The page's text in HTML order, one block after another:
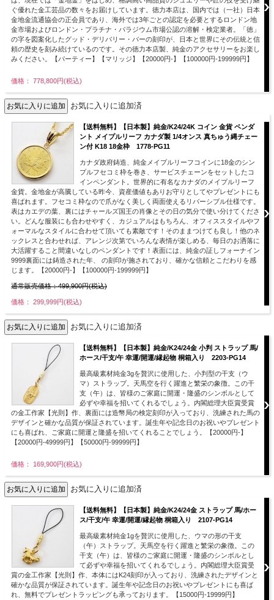
ぐ優れた金工芸品の数々をお届けしています。徳力本店は、国内では（一社）日本
金地金流通協会の正会員であり、海外では3年ごとの認定を必要とするロンドン地
金市場およびロンドン・プラチナ・パラジウム市場公認の溶解・検定業者。「徳」
の字を図案化したグッド・デリバリー・バーの刻印が、日本と世界にその伝統と信
頼の歴史を刻み続けているのです。その徳力本店製、純金のアクセサリーをお楽し
みください。【パーティー】【マリッジ】【20000円-】【100000円-199999円】
価格： 778,800円(税込)
お気に入りに追加済
【送料無料】【日本製】純金/K24/24K コイン 金貨 ペンダ
ント メイプルリーフ カナダ製 1/4オンス 真ちゅう縄チェー
ン付 K18 18金枠 1778-PG11
カナダ政府鋳造、純金メイプルリーフコインに18金のシン
プルフセコミ枠を巻き、サービスチェーンをセットしたコ
インペンダント。世界的に有名なカナダのメイプルリーフ
金貨。金地金が高騰している昨今、資産価値もありお守りとしてやプレゼントにも
喜ばれます。フセコミ枠なので爪がなく美しく両面使えるリバーシブル仕様です。
表はカエデの葉、裏にはチャールズ国王の肖像とその日の気分で使い分けてくださ
い。どんな服装にも合わせやすく、カジュアルはもちろん、オフィススタイルやフ
ォーマルなスタイルに合わせて頂いても素敵です！そのままつけても良し！他のネ
ックレスと合わせれば、アレンジ次第でいろんな表情が楽しめる、毎日のお洒落に
大活躍すること間違いなしのペンダントです！表面には、純金の証しフォーナイン
9999裏面には鋳造された年、 の刻印が施されており、確かな信頼とこだわりを感
じます。【20000円-】【100000円-199999円】
通常販売価格：499,900円(税込)
価格： 299,999円(税込)
お気に入りに追加済
【送料無料】【日本製】純金/K24/24金 小判 ストラップ 馬/
ホース/干支/午 幸運/開運/縁起物 桐箱入り 2203-PG14
最高級素材純金3gを贅沢に使用した、小判型の干支（ウ
マ）ストラップ。天馬空を行く躍進と繁栄の象徴。この干
支（午）は、皆様のご家庭に開運・隆盛のシンボルとして
必ずや幸福を招いてくれるでしょう。内閣総理大臣賞受賞
の金工作家【光則】作、裏面には造幣局の検定刻印が入っており、洗練された馬の
デザインと確かな品質が保証されています。誕生年や記念日のお祝いやプレゼント
にも喜ばれ、ご家庭に開運と隆盛を招いてくれることでしょう。【20000円-】
【20000円-49999円】【50000円-99999円】
価格： 169,900円(税込)
お気に入りに追加済
【送料無料】【日本製】純金/K24/24金 ストラップ 馬/ホー
ス/干支/午 幸運/開運/縁起物 桐箱入り 2107-PG14
最高級素材純金1gを贅沢に使用した、ウマの形の干支
（午）ストラップ。天馬空を行く躍進と繁栄の象徴。この
干支（午）は、皆様のご家庭に開運・隆盛のシンボルとし
て必ずや幸福を招いてくれるでしょう。内閣総理大臣賞受
賞の金工作家【光則】作、本体にはK24刻印が入っており、洗練されたデザインと
確かな品質が保証されています。誕生年や記念日のお祝いやプレゼントにも喜ば
れ、無料でプレゼントラッピングも承っております。【15000円-19999円】